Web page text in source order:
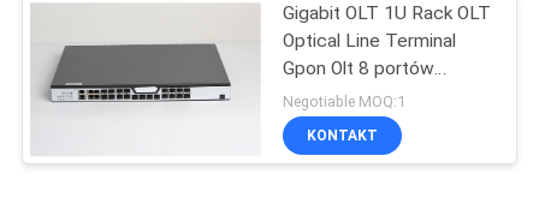
Gigabit OLT 1U Rack OLT
Optical Line Terminal
Gpon Olt 8 portów
Zasilanie kompatybilny z
większością Onu
Negotiable MOQ:1
KONTAKT